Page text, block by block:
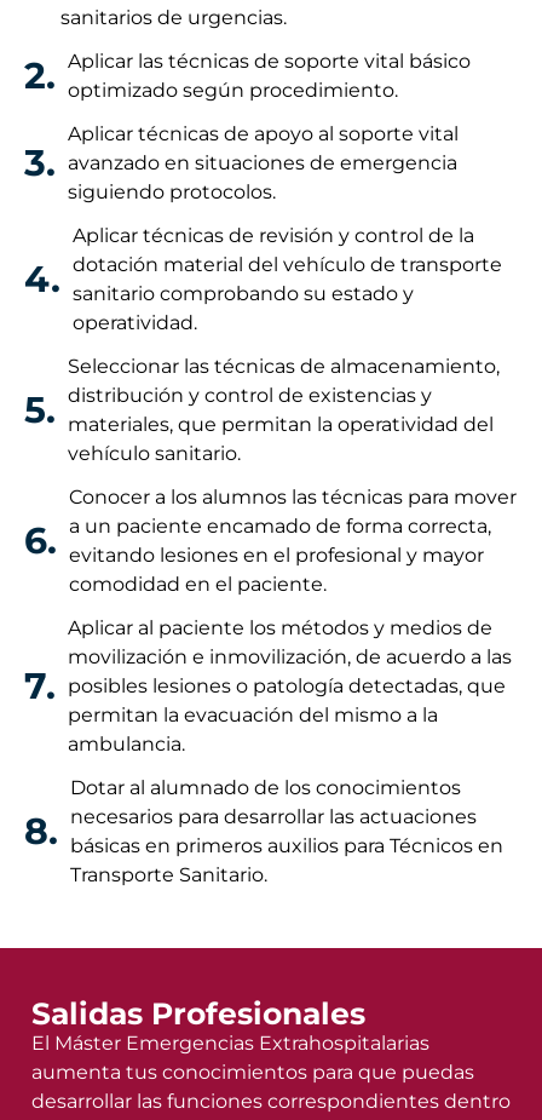
sanitarios de urgencias.
2. Aplicar las técnicas de soporte vital básico
optimizado según procedimiento.
3.
Aplicar técnicas de apoyo al soporte vital
avanzado en situaciones de emergencia
siguiendo protocolos.
4.
Aplicar técnicas de revisión y control de la
dotación material del vehículo de transporte
sanitario comprobando su estado y
operatividad.
5.
Seleccionar las técnicas de almacenamiento,
distribución y control de existencias y
materiales, que permitan la operatividad del
vehículo sanitario.
6.
Conocer a los alumnos las técnicas para mover
a un paciente encamado de forma correcta,
evitando lesiones en el profesional y mayor
comodidad en el paciente.
7.
Aplicar al paciente los métodos y medios de
movilización e inmovilización, de acuerdo a las
posibles lesiones o patología detectadas, que
permitan la evacuación del mismo a la
ambulancia.
8.
Dotar al alumnado de los conocimientos
necesarios para desarrollar las actuaciones
básicas en primeros auxilios para Técnicos en
Transporte Sanitario.
Salidas Profesionales
El Máster Emergencias Extrahospitalarias
aumenta tus conocimientos para que puedas
desarrollar las funciones correspondientes dentro